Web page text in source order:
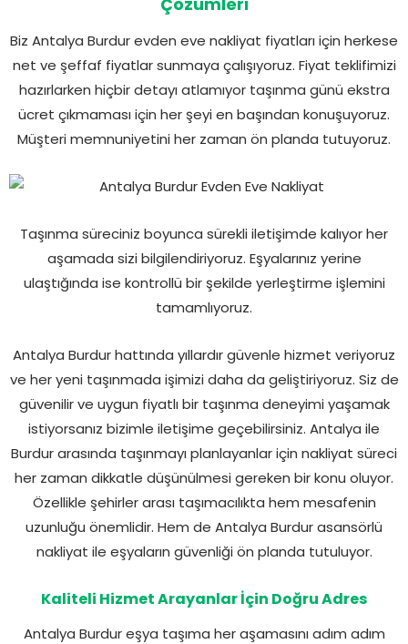
Biz Antalya Burdur evden eve nakliyat fiyatları için herkese
net ve şeffaf fiyatlar sunmaya çalışıyoruz. Fiyat teklifimizi
hazırlarken hiçbir detayı atlamıyor taşınma günü ekstra
ücret çıkmaması için her şeyi en başından konuşuyoruz.
Müşteri memnuniyetini her zaman ön planda tutuyoruz.
Taşınma süreciniz boyunca sürekli iletişimde kalıyor her
aşamada sizi bilgilendiriyoruz. Eşyalarınız yerine
ulaştığında ise kontrollü bir şekilde yerleştirme işlemini
tamamlıyoruz.
Antalya Burdur hattında yıllardır güvenle hizmet veriyoruz
ve her yeni taşınmada işimizi daha da geliştiriyoruz. Siz de
güvenilir ve uygun fiyatlı bir taşınma deneyimi yaşamak
istiyorsanız bizimle iletişime geçebilirsiniz. Antalya ile
Burdur arasında taşınmayı planlayanlar için nakliyat süreci
her zaman dikkatle düşünülmesi gereken bir konu oluyor.
Özellikle şehirler arası taşımacılıkta hem mesafenin
uzunluğu önemlidir. Hem de Antalya Burdur asansörlü
nakliyat ile eşyaların güvenliği ön planda tutuluyor.
Kaliteli Hizmet Arayanlar İçin Doğru Adres
Antalya Burdur eşya taşıma her aşamasını adım adım